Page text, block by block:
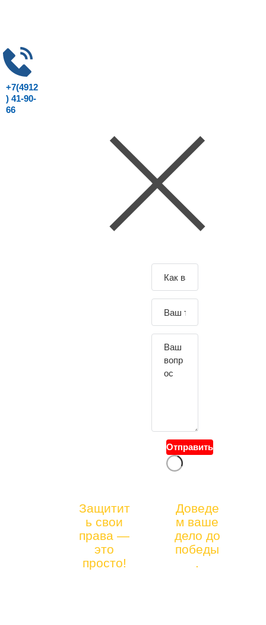
+7(4912
) 41-90-
66
Отправить
Защитит
ь свои
права —
это
просто!
Доведе
м ваше
дело до
победы
.